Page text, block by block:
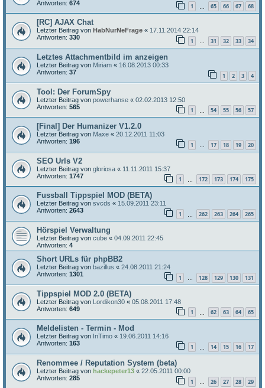
Antworten: 674 1 65 66 67 68
[RC] AJAX Chat
Letzter Beitrag von HabNurNeFrage « 17.11.2014 22:14
Antworten: 330 1 … 31 32 33 34
Letztes Attachmentbild im anzeigen
Letzter Beitrag von Miriam « 16.08.2013 00:33
Antworten: 37 1 2 3 4
Tool: Der ForumSpy
Letzter Beitrag von powerhanse « 02.02.2013 12:50
Antworten: 565 1 54 55 56 57
[Final] Der Humanizer V1.2.0
Letzter Beitrag von Maxe « 20.12.2011 11:03
Antworten: 196 1 … 17 18 19 20
SEO Urls V2
Letzter Beitrag von gloriosa « 11.11.2011 15:37
Antworten: 1747 1 172 173 174 175
Fussball Tippspiel MOD (BETA)
Letzter Beitrag von svcds « 15.09.2011 23:11
Antworten: 2643 1 262 263 264 265
Hörspiel Verwaltung
Letzter Beitrag von cube « 04.09.2011 22:45
Antworten: 4
Short URLs für phpBB2
Letzter Beitrag von bazillus « 24.08.2011 21:24
Antworten: 1301 1 … 128 129 130 131
Tippspiel MOD 2.0 (BETA)
Letzter Beitrag von Lordikon30 « 05.08.2011 17:48
Antworten: 649 1 62 63 64 65
Meldelisten - Termin - Mod
Letzter Beitrag von InTimo « 19.06.2011 14:16
Antworten: 163 1 14 15 16 17
Renommee / Reputation System (beta)
Letzter Beitrag von hackepeter13 « 22.05.2011 00:00
Antworten: 285 1 … 26 27 28 29